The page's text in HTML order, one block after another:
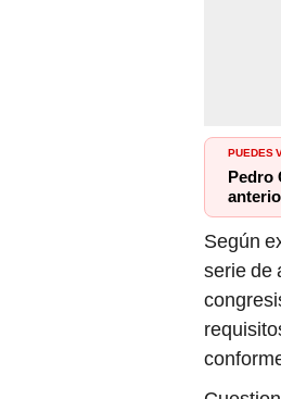
PUEDES
Pedro
Según
serie de